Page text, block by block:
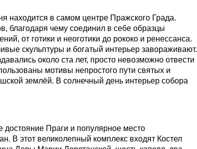
находится в самом центре Пражского Града.
благодаря чему соединил в себе образцы
от готики и неоготики до рококо и ренессанса.
скульптуры и богатый интерьер завораживают.
около ста лет, просто невозможно отвести
мотивы непростого пути святых и
землёй. В солнечный день интерьер собора
достояние Праги и популярное место
В этот великолепный комплекс входят Костел